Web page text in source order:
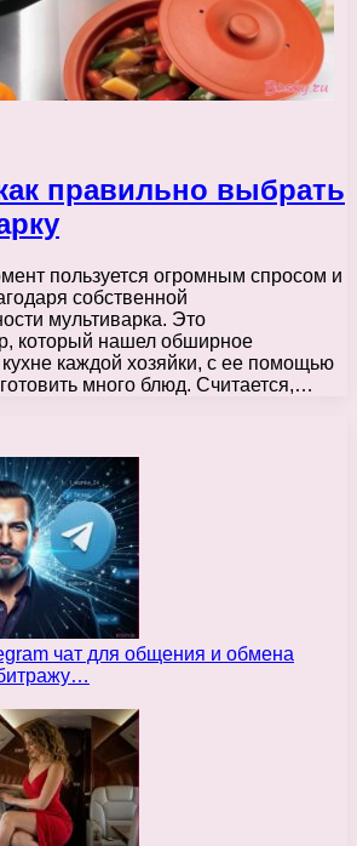
правильно выбрать
пользуется огромным спросом и
собственной
мультиварка. Это
который нашел обширное
каждой хозяйки, с ее помощью
много блюд. Считается,…
чат для общения и обмена